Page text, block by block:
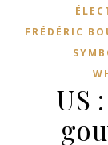
FRÉDÉRIC
US